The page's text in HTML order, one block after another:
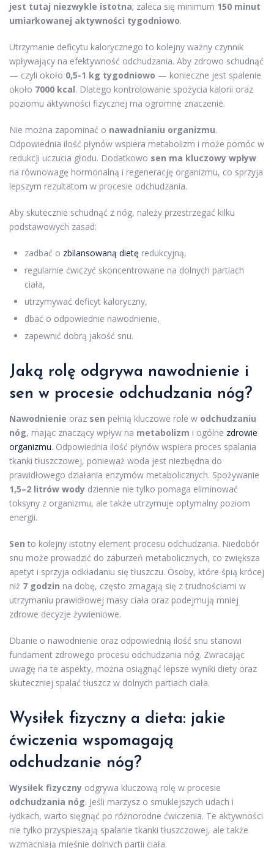
jest tutaj niezwykle istotna; zaleca się minimum 150 minut
umiarkowanej aktywności tygodniowo.
Utrzymanie deficytu kalorycznego to kolejny ważny czynnik
wpływający na efektywność odchudzania. Aby zdrowo schudnąć
— czyli około 0,5-1 kg tygodniowo — konieczne jest spalenie
około 7000 kcal. Dlatego kontrolowanie spożycia kalorii oraz
poziomu aktywności fizycznej ma ogromne znaczenie.
Nie można zapominać o nawadnianiu organizmu.
Odpowiednia ilość płynów wspiera metabolizm i może pomóc w
redukcji uczucia głodu. Dodatkowo sen ma kluczowy wpływ
na równowagę hormonalną i regenerację organizmu, co sprzyja
lepszym rezultatom w procesie odchudzania.
Aby skutecznie schudnąć z nóg, należy przestrzegać kilku
podstawowych zasad:
zadbać o zbilansowaną dietę redukcyjną,
regularnie ćwiczyć skoncentrowane na dolnych partiach
ciała,
utrzymywać deficyt kaloryczny,
dbać o odpowiednie nawodnienie,
zapewnić dobrą jakość snu.
Jaką rolę odgrywa nawodnienie i
sen w procesie odchudzania nóg?
Nawodnienie oraz sen pełnią kluczowe role w odchudzaniu
nóg, mając znaczący wpływ na metabolizm i ogólne zdrowie
organizmu. Odpowiednia ilość płynów wspiera proces spalania
tkanki tłuszczowej, ponieważ woda jest niezbędna do
prawidłowego działania enzymów metabolicznych. Spożywanie
1,5–2 litrów wody dziennie nie tylko pomaga eliminować
toksyny z organizmu, ale także utrzymuje optymalny poziom
energii.
Sen to kolejny istotny element procesu odchudzania. Niedobór
snu może prowadzić do zaburzeń metabolicznych, co zwiększa
apetyt i sprzyja odkładaniu się tłuszczu. Osoby, które śpią krócej
niż 7 godzin na dobę, często zmagają się z trudnościami w
utrzymaniu prawidłowej masy ciała oraz podejmują mniej
zdrowe decyzje żywieniowe.
Dbanie o nawodnienie oraz odpowiednią ilość snu stanowi
fundament zdrowego procesu odchudzania nóg. Zwracając
uwagę na te aspekty, można osiągnąć lepsze wyniki diety oraz
skuteczniej spalać tłuszcz w dolnych partiach ciała.
Wysiłek fizyczny a dieta: jakie
ćwiczenia wspomagają
odchudzanie nóg?
Wysiłek fizyczny odgrywa kluczową rolę w procesie
odchudzania nóg. Jeśli marzysz o smuklejszych udach i
łydkach, warto sięgnąć po różnorodne ćwiczenia. Te aktywności
nie tylko przyspieszają spalanie tkanki tłuszczowej, ale także
wzmacniają mięśnie dolnych partii ciała.